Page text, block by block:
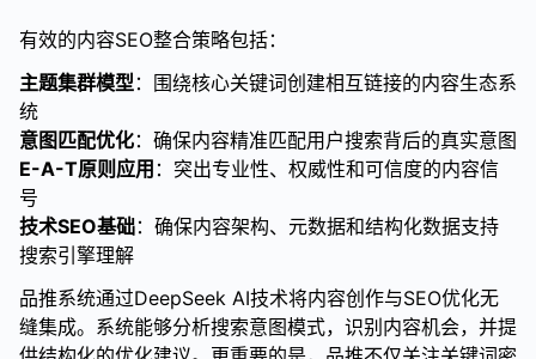
有效的内容SEO整合策略包括：
主题集群模型：围绕核心关键词创建相互链接的内容生态系
统
意图匹配优化：确保内容精准匹配用户搜索背后的真实意图
E-A-T原则应用 ：突出专业性、权威性和可信度的内容信
号
技术SEO基础：确保内容架构、元数据和结构化数据支持
搜索引擎理解
品推系统通过DeepSeek AI技术将内容创作与SEO优化无
缝集成。系统能够分析搜索意图模式，识别内容机会，并提